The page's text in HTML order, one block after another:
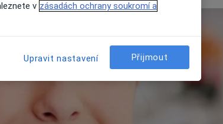
v zásadách ochrany soukromí a
Upravit nastavení Přijmout